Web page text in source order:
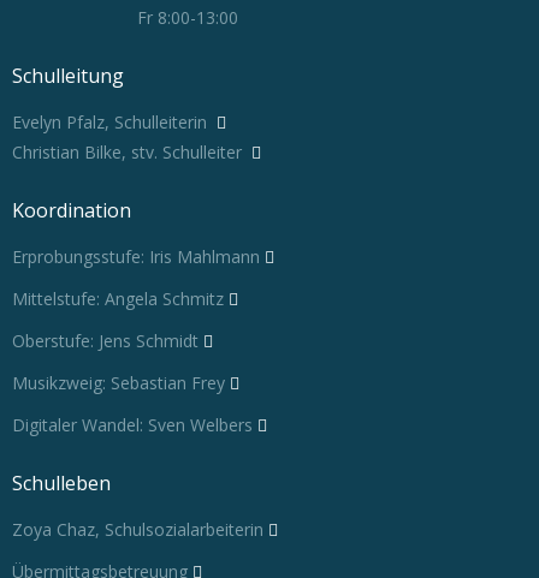
Fr 8:00-13:00
Schulleitung
Evelyn Pfalz, Schulleiterin
Christian Bilke, stv. Schulleiter
Koordination
Erprobungsstufe: Iris Mahlmann
Mittelstufe: Angela Schmitz
Oberstufe: Jens Schmidt
Musikzweig: Sebastian Frey
Digitaler Wandel: Sven Welbers
Schulleben
Zoya Chaz, Schulsozialarbeiterin
Übermittagsbetreuung